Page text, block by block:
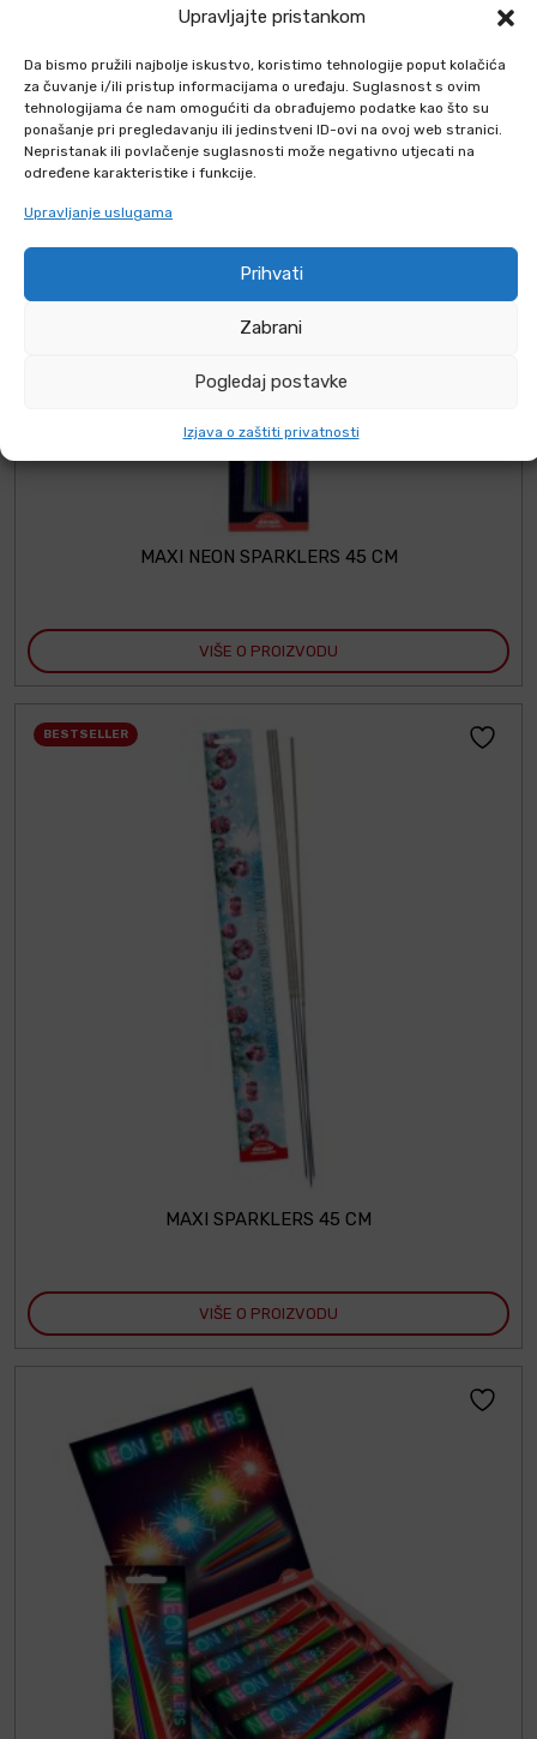
Upravljajte pristankom
Da bismo pružili najbolje iskustvo, koristimo tehnologije poput kolačića
za čuvanje i/ili pristup informacijama o uređaju. Suglasnost s ovim
tehnologijama će nam omogućiti da obrađujemo podatke kao što su
ponašanje pri pregledavanju ili jedinstveni ID-ovi na ovoj web stranici.
Nepristanak ili povlačenje suglasnosti može negativno utjecati na
određene karakteristike i funkcije.
Upravljanje uslugama
Prihvati
Zabrani
Pogledaj postavke
Izjava o zaštiti privatnosti
MAXI NEON SPARKLERS 45 CM
VIŠE O PROIZVODU
BESTSELLER
MAXI SPARKLERS 45 CM
VIŠE O PROIZVODU